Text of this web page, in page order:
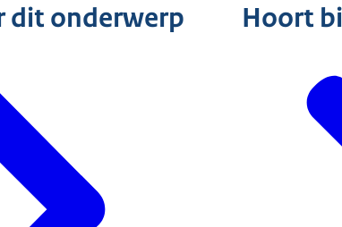
dit onderwerp Hoort